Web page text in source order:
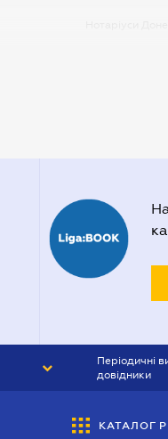
Періодичні
довідники
КАТАЛОГ